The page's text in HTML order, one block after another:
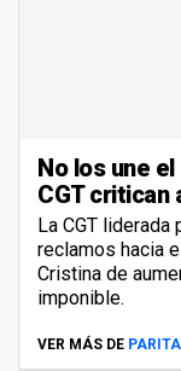
No los une
CGT critican
La CGT liderada
reclamos hacia
Cristina de
imponible.
VER MÁS DE